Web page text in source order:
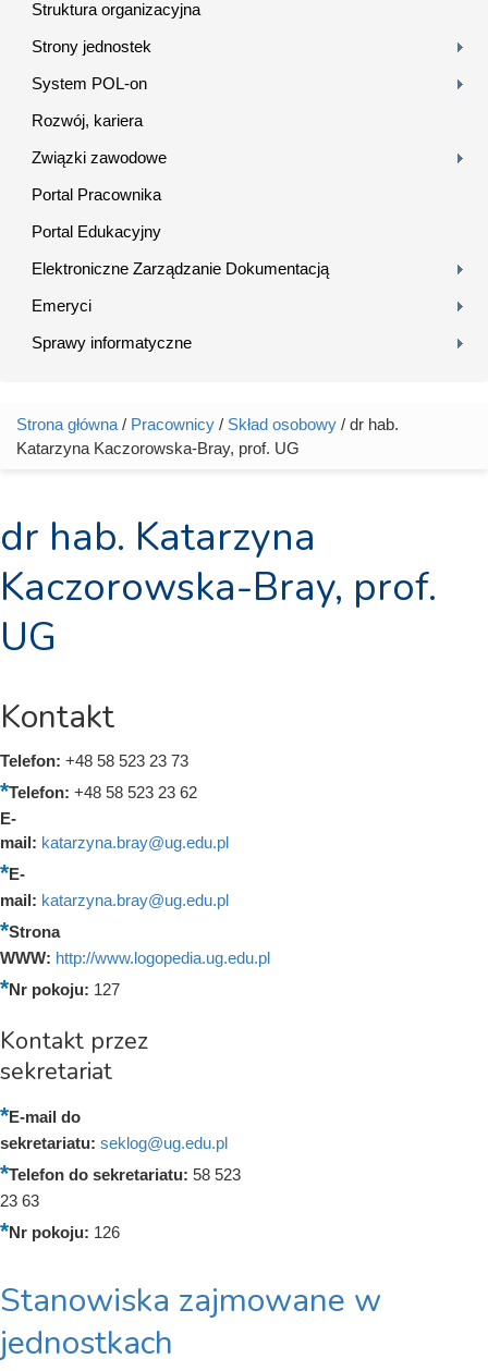
Struktura organizacyjna
Strony jednostek
System POL-on
Rozwój, kariera
Związki zawodowe
Portal Pracownika
Portal Edukacyjny
Elektroniczne Zarządzanie Dokumentacją
Emeryci
Sprawy informatyczne
Jesteś tutaj
Strona główna / Pracownicy / Skład osobowy / dr hab.
Katarzyna Kaczorowska-Bray, prof. UG
dr hab. Katarzyna
Kaczorowska-Bray, prof.
UG
Kontakt
Telefon: +48 58 523 23 73
Telefon: +48 58 523 23 62
E-
mail: katarzyna.bray@ug.edu.pl
E-
mail: katarzyna.bray@ug.edu.pl
Strona
WWW: http://www.logopedia.ug.edu.pl
Nr pokoju: 127
Kontakt przez
sekretariat
E-mail do
sekretariatu: seklog@ug.edu.pl
Telefon do sekretariatu: 58 523
23 63
Nr pokoju: 126
Stanowiska zajmowane w
jednostkach